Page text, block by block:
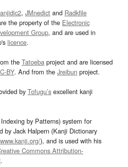
, JMnedict and Radkfile
the property of the Electronic
Group, and are used in
licence.
the Tatoeba project and are licensed
BY. And from the Jreibun project.
by Tofugu’s excellent kanji
by Patterns) system for
by Jack Halpern (Kanji Dictionary
), and is used with his
Commons Attribution-
.